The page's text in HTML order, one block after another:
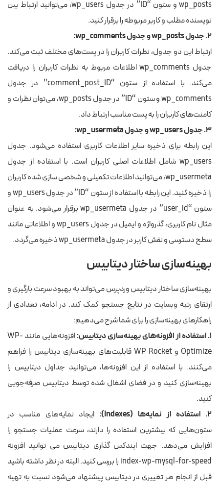
wp_posts و ستون “ID” در جدول wp_users، می‌توانید ارتباط بین
نویسنده مطلب و کاربر مربوطه را برقرار کنید.
۲. جدول wp_posts و جدول wp_comments:
ارتباط این دو جدول، نظرات کاربران را در پست‌های مختلف ثبت می‌کند.
جدول wp_comments اطلاعات مربوط به نظرات کاربران را دریافت
می‌کند. با استفاده از ستون “comment_post_ID” در جدول
wp_comments و ستون “ID” در جدول wp_posts، می‌توان نظرات و
کامنت‌های کاربران را به پست مناسب ارتباط داد.
۳. جدول wp_users و جدول wp_usermeta:
این رابطه برای ذخیره سایر اطلاعات کاربری استفاده می‌شود. جدول
wp_users شامل اطلاعات اصلی کاربران است. با استفاده از جدول
wp_usermeta، می‌توانید اطلاعات تکمیلی و شخصی سازی شده کاربران
را ذخیره کنید. این رابطه با استفاده از ستون “ID” در جدول wp_users و
ستون “user_id” در جدول wp_usermeta برقرار می‌شود. به عنوان
مثال نام کاربری، گذرواژه و ایمیل در جدول wp_users و اطلاعاتی مانند
سطح دسترسی و نقش کاربر در جدول wp_usermeta ذخیره می‌گردد.
بهینه‌سازی ساختار دیتابیس
بهینه‌سازی ساختار دیتابیس وردپرس می‌تواند به بهبود سرعت بارگیری و
ارتقای رتبه وبسایت در نتایج جستجو کمک کند. در ادامه، تعدادی از
راهکارهای بهینه‌سازی را برای شما شرح می‌دهیم:
۱. استفاده از افزونه‌های بهینه‌سازی دیتابیس:
افزونه‌هایی مانند WP-
Optimize و WP Rocket قابلیت‌های بهینه‌سازی دیتابیس را فراهم
می‌کنند. با استفاده از این افزونه‌ها، می‌توانید جداول دیتابیس را
بهینه‌سازی کنید و در فضای اشغال شده توسط دیتابیس صرفه‌جویی
کنید.
۲. استفاده از نمایه‌ها (Indexes):
ایجاد نمایه‌های مناسب در
ستون‌هایی که بیشترین استفاده را دارند، سرعت عملیات جستجو را
افزایش می‌دهد. جهت ایندکس گذاری دیتابیس می توانید افزونه
index-wp-mysql-for-speed را بررسی کنید. البته در نظر داشته باشید
قبل از انجام هر تغییری در دیتابیس پیشنهاد می‌شود نسبت به تهیه